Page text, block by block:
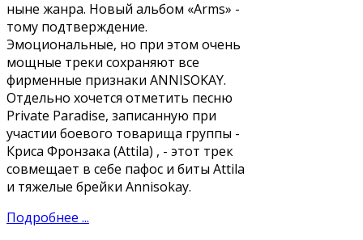
ныне жанра. Новый альбом «Arms» -
тому подтверждение.
Эмоциональные, но при этом очень
мощные треки сохраняют все
фирменные признаки ANNISOKAY.
Отдельно хочется отметить песню
Private Paradise, записанную при
участии боевого товарища группы -
Криса Фронзака (Attila) , - этот трек
совмещает в себе пафос и биты Attila
и тяжелые брейки Annisokay.
Подробнее ...